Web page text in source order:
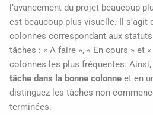
l’avancement du projet beaucoup
est beaucoup plus visuelle. Il s’agit
colonnes correspondant aux statuts
tâches : « A faire », « En cours » et
colonnes les plus fréquentes. Ainsi,
tâche dans la bonne colonne et en
distinguez les tâches non
terminées.